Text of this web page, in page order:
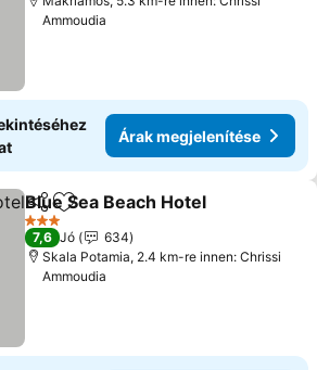
Ammoudia
Árak megjelenítése
Megosztás
Hozzáadás a kedvencekhez
Blue Sea Beach Hotel
3 Kategória
7,6 Jó
634
Skala Potamia, 2.4 km-re innen: Chrissi
Ammoudia